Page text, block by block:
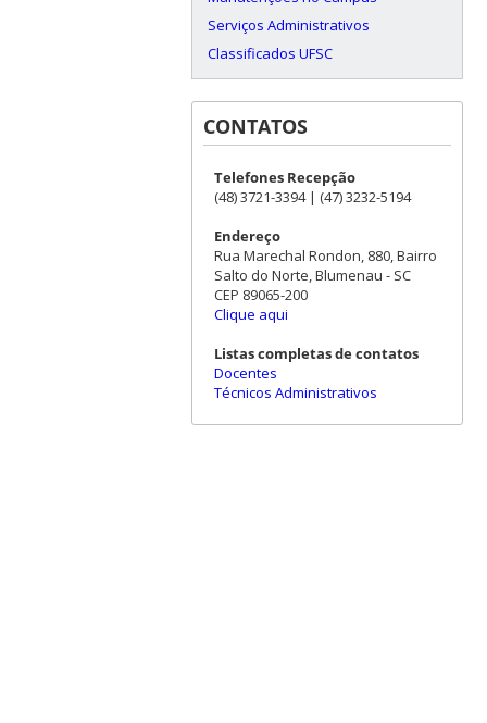
Serviços Administrativos
Classificados UFSC
CONTATOS
Telefones Recepção
(48) 3721-3394 | (47) 3232-5194
Endereço
Rua Marechal Rondon, 880, Bairro
Salto do Norte, Blumenau - SC
CEP 89065-200
Clique aqui
Listas completas de contatos
Docentes
Técnicos Administrativos